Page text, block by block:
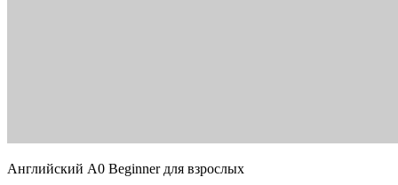
Английский A0 Beginner для взрослых